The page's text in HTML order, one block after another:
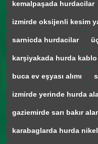
kemalpaşada hurdacilar
izmirde oksijenli kesim
sarnicda hurdacilar
karşiyakada hurda kablo
buca ev eşyası alımı
izmirde yerinde hurda
gaziemirde sarı bakır
karabaglarda hurda